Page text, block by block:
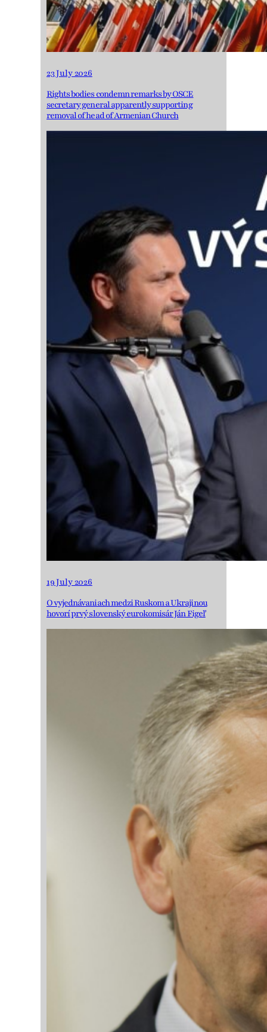
23 July 2026
Rights bodies condemn remarks by OSCE
secretary general apparently supporting
removal of head of Armenian Church
19 July 2026
O vyjednávaniach medzi Ruskom a Ukrajinou
hovorí prvý slovenský eurokomisár Ján Figeľ